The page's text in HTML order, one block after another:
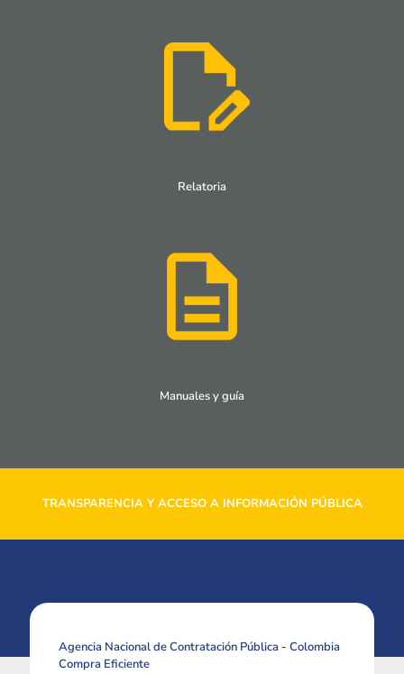
Relatoria
Manuales y guía
TRANSPARENCIA Y ACCESO A INFORMACIÓN PÚBLICA
Agencia Nacional de Contratación Pública - Colombia
Compra Eficiente